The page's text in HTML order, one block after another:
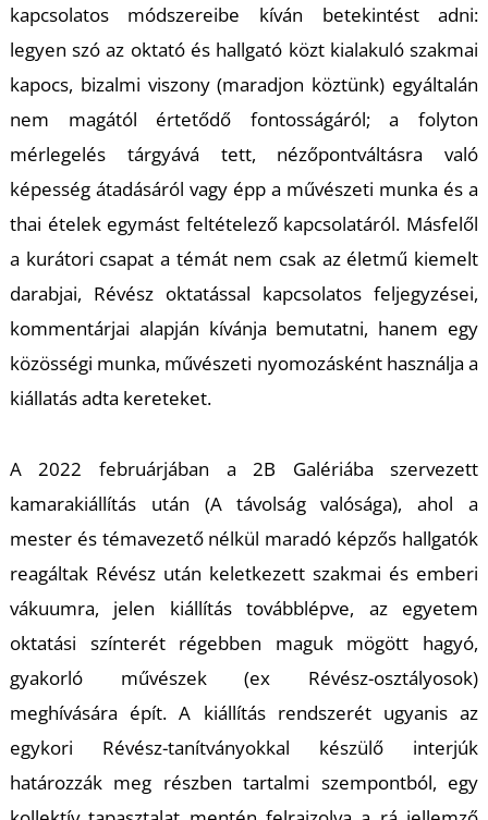
kapcsolatos módszereibe kíván betekintést adni:
legyen szó az oktató és hallgató közt kialakuló szakmai
kapocs, bizalmi viszony (maradjon köztünk) egyáltalán
nem magától értetődő fontosságáról; a folyton
mérlegelés tárgyává tett, nézőpontváltásra való
képesség átadásáról vagy épp a művészeti munka és a
thai ételek egymást feltételező kapcsolatáról. Másfelől
a kurátori csapat a témát nem csak az életmű kiemelt
darabjai, Révész oktatással kapcsolatos feljegyzései,
kommentárjai alapján kívánja bemutatni, hanem egy
közösségi munka, művészeti nyomozásként használja a
kiállatás adta kereteket.
A 2022 februárjában a 2B Galériába szervezett
kamarakiállítás után (A távolság valósága), ahol a
mester és témavezető nélkül maradó képzős hallgatók
reagáltak Révész után keletkezett szakmai és emberi
vákuumra, jelen kiállítás továbblépve, az egyetem
oktatási színterét régebben maguk mögött hagyó,
gyakorló művészek (ex Révész-osztályosok)
meghívására épít. A kiállítás rendszerét ugyanis az
egykori Révész-tanítványokkal készülő interjúk
határozzák meg részben tartalmi szempontból, egy